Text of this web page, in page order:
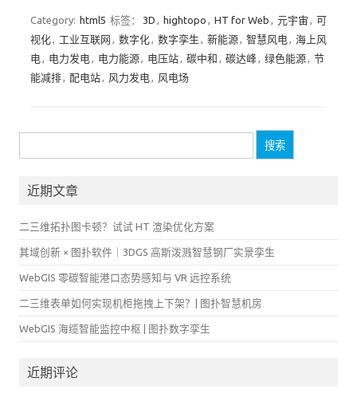
Category: html5 标签： 3D , hightopo , HT for Web , 元宇宙 , 可
视化, 工业互联网 , 数字化, 数字孪生 , 新能源, 智慧风电, 海上风
电, 电力发电, 电力能源, 电压站, 碳中和 , 碳达峰, 绿色能源, 节
能减排, 配电站, 风力发电, 风电场
索：
近期文章
二三维拓扑图卡顿？试试 HT 渲染优化方案
其域创新 × 图扑软件｜3DGS 高斯泼溅智慧钢厂实景孪生
WebGIS 零碳智能港口态势感知与 VR 远控系统
二三维表单如何实现机柜拖拽上下架？| 图扑智慧机房
WebGIS 海缆智能监控中枢 | 图扑数字孪生
近期评论